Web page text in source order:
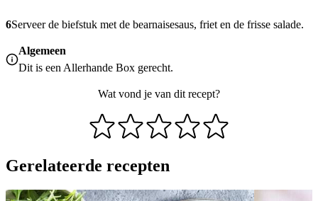
6Serveer de biefstuk met de bearnaisesaus, friet en de frisse salade.
Algemeen
Dit is een Allerhande Box gerecht.
Wat vond je van dit recept?
Gerelateerde recepten